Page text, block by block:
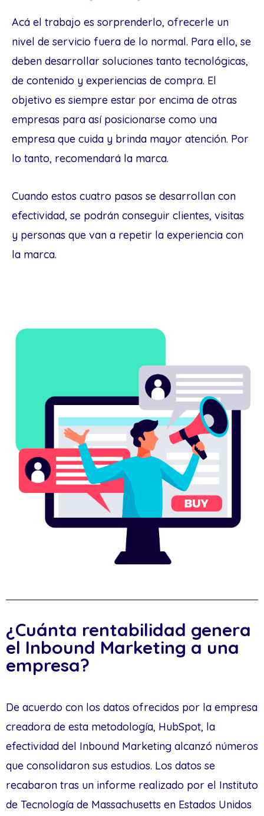
Acá el trabajo es sorprenderlo, ofrecerle un
nivel de servicio fuera de lo normal. Para ello, se
deben desarrollar soluciones tanto tecnológicas,
de contenido y experiencias de compra. El
objetivo es siempre estar por encima de otras
empresas para así posicionarse como una
empresa que cuida y brinda mayor atención. Por
lo tanto, recomendará la marca.
Cuando estos cuatro pasos se desarrollan con
efectividad, se podrán conseguir clientes, visitas
y personas que van a repetir la experiencia con
la marca.
¿Cuánta rentabilidad genera
el Inbound Marketing a una
empresa?
De acuerdo con los datos ofrecidos por la empresa
creadora de esta metodología, HubSpot, la
efectividad del Inbound Marketing alcanzó números
que consolidaron sus estudios. Los datos se
recabaron tras un informe realizado por el Instituto
de Tecnología de Massachusetts en Estados Unidos